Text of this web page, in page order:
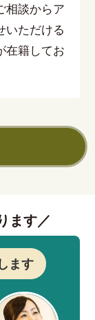
相談からア
いただける
在籍してお
ます／
ます